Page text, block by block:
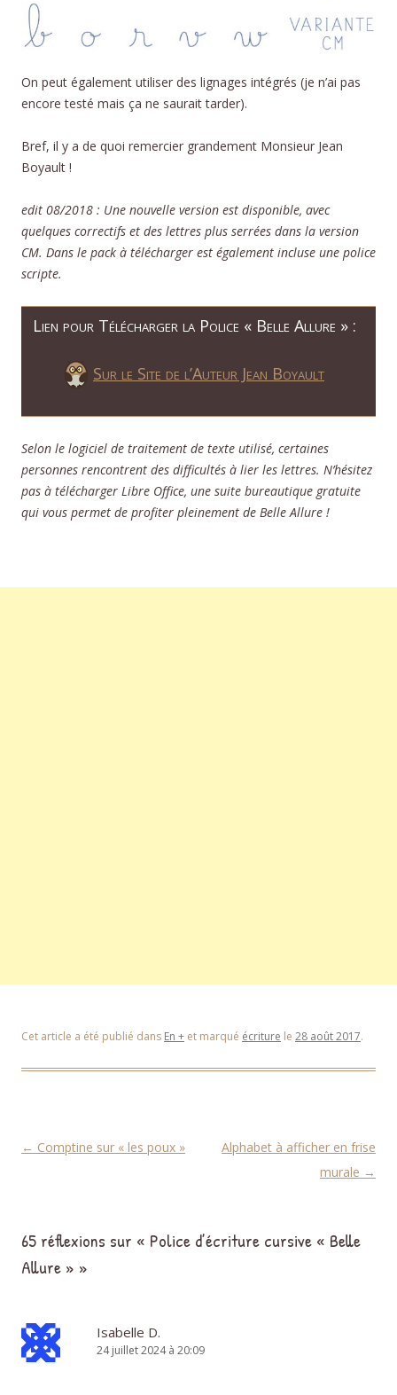
On peut également utiliser des lignages intégrés (je n’ai pas
encore testé mais ça ne saurait tarder).
Bref, il y a de quoi remercier grandement Monsieur Jean
Boyault !
edit 08/2018 : Une nouvelle version est disponible, avec
quelques correctifs et des lettres plus serrées dans la version
CM. Dans le pack à télécharger est également incluse une police
scripte.
Lien pour Télécharger la Police « Belle Allure » :
Sur le Site de l’Auteur Jean Boyault
Selon le logiciel de traitement de texte utilisé, certaines
personnes rencontrent des difficultés à lier les lettres. N’hésitez
pas à télécharger Libre Office, une suite bureautique gratuite
qui vous permet de profiter pleinement de Belle Allure !
Cet article a été publié dans En + et marqué écriture le 28 août 2017.
Navigation des articles
← Comptine sur « les poux »
Alphabet à afficher en frise
murale →
65 réflexions sur « Police d’écriture cursive « Belle
Allure » »
Isabelle D.
24 juillet 2024 à 20:09